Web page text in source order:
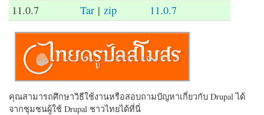
11.0.7 Tar | zip 11.0.7
คุณสามารถศึกษาวิธีใช้งานหรือสอบถามปัญหาเกี่ยวกับ Drupal ได้
จากชุมชนผู้ใช้ Drupal ชาวไทยได้ที่นี่